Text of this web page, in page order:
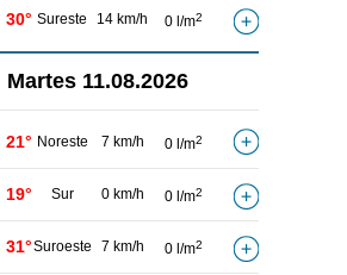
30° Sureste 14 km/h 0 l/m2
Martes 11.08.2026
21° Noreste 7 km/h 0 l/m2
19° Sur 0 km/h 0 l/m2
31°Suroeste 7 km/h 0 l/m2